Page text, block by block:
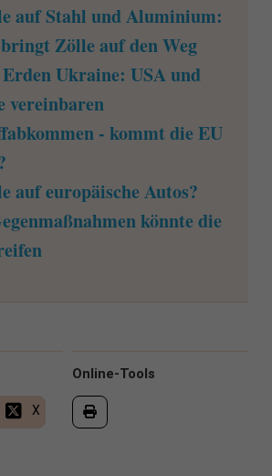
auf Stahl und Aluminium:
Zölle auf den Weg
Erden Ukraine: USA und
vereinbaren
- kommt die EU
auf europäische Autos?
könnte die
Online-Tools
X